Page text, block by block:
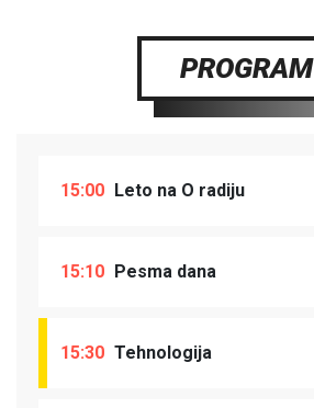
PROGRAM
15:00 Leto na O radiju
15:10 Pesma dana
15:30 Tehnologija